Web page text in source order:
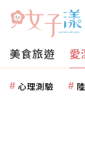
美食旅遊 愛
心理測驗